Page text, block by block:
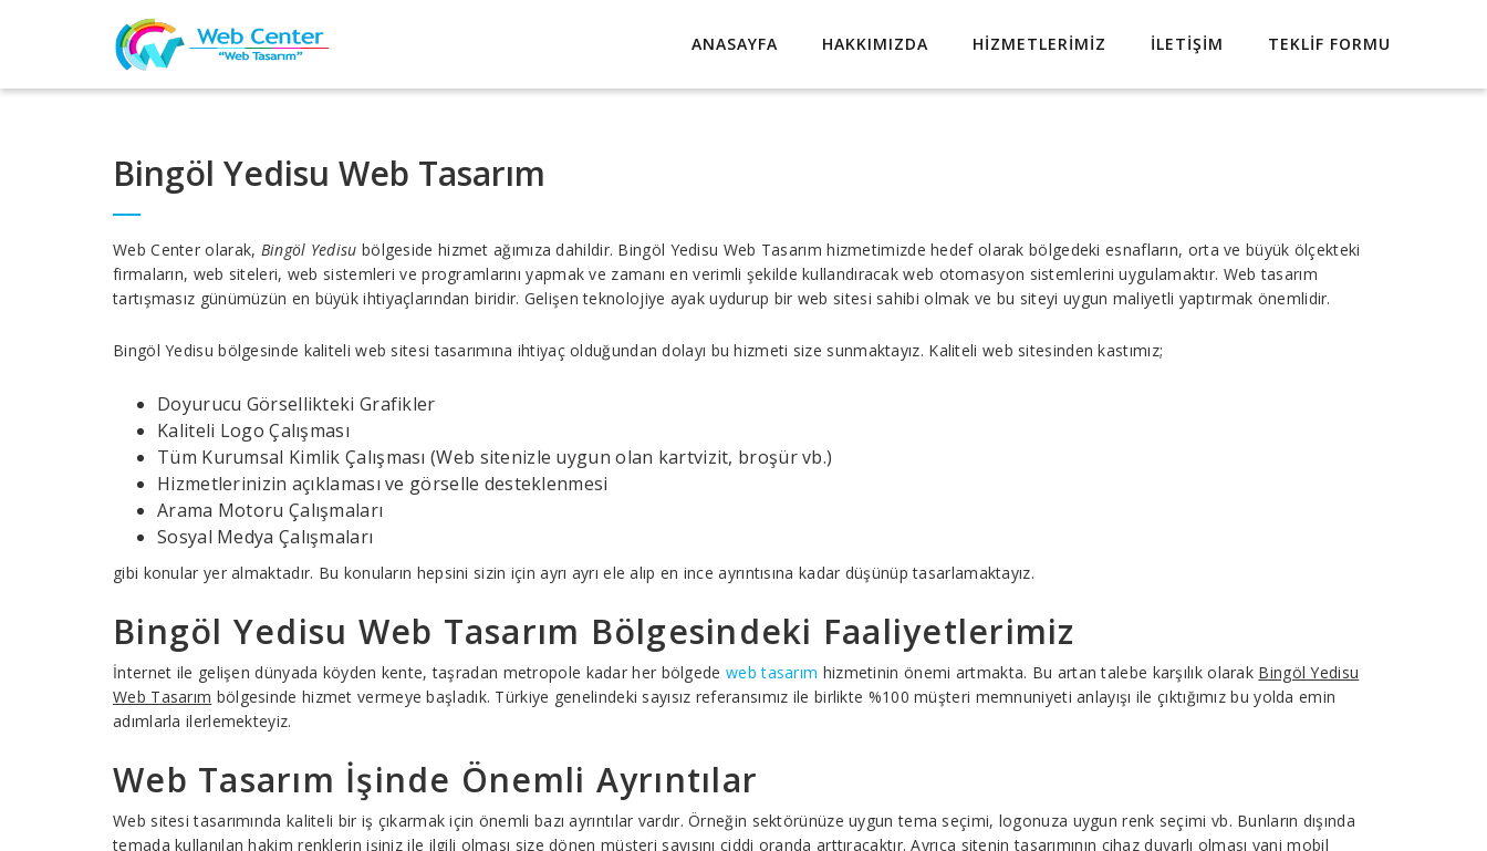
ANASAYFA HAKKIMIZDA HIZMETLERIMIZ İLETIŞIM TEKLIF FORMU
Bingöl Yedisu Web Tasarım
Web Center olarak, Bingöl Yedisu bölgeside hizmet ağımıza dahildir. Bingöl Yedisu Web Tasarım hizmetimizde hedef olarak bölgedeki esnafların, orta ve büyük ölçekteki
firmaların, web siteleri, web sistemleri ve programlarını yapmak ve zamanı en verimli şekilde kullandıracak web otomasyon sistemlerini uygulamaktır. Web tasarım
tartışmasız günümüzün en büyük ihtiyaçlarından biridir. Gelişen teknolojiye ayak uydurup bir web sitesi sahibi olmak ve bu siteyi uygun maliyetli yaptırmak önemlidir.
Bingöl Yedisu bölgesinde kaliteli web sitesi tasarımına ihtiyaç olduğundan dolayı bu hizmeti size sunmaktayız. Kaliteli web sitesinden kastımız;
Doyurucu Görsellikteki Grafikler
Kaliteli Logo Çalışması
Tüm Kurumsal Kimlik Çalışması (Web sitenizle uygun olan kartvizit, broşür vb.)
Hizmetlerinizin açıklaması ve görselle desteklenmesi
Arama Motoru Çalışmaları
Sosyal Medya Çalışmaları
gibi konular yer almaktadır. Bu konuların hepsini sizin için ayrı ayrı ele alıp en ince ayrıntısına kadar düşünüp tasarlamaktayız.
Bingöl Yedisu Web Tasarım Bölgesindeki Faaliyetlerimiz
İnternet ile gelişen dünyada köyden kente, taşradan metropole kadar her bölgedeweb tasarım hizmetinin önemi artmakta. Bu artan talebe karşılık olarak Bingöl Yedisu
Web Tasarım bölgesinde hizmet vermeye başladık. Türkiye genelindeki sayısız referansımız ile birlikte %100 müşteri memnuniyeti anlayışı ile çıktığımız bu yolda emin
adımlarla ilerlemekteyiz.
Web Tasarım İşinde Önemli Ayrıntılar
Web sitesi tasarımında kaliteli bir iş çıkarmak için önemli bazı ayrıntılar vardır. Örneğin sektörünüze uygun tema seçimi, logonuza uygun renk seçimi vb. Bunların dışında
temada kullanılan hakim renklerin işiniz ile ilgili olması size dönen müşteri sayısını ciddi oranda arttıracaktır. Ayrıca sitenin tasarımının cihaz duyarlı olması yani mobil